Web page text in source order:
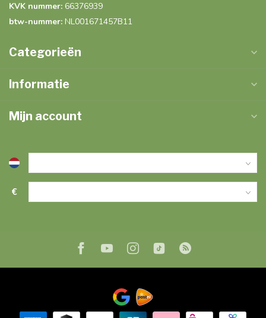
KVK nummer: 66376939
btw-nummer: NL001671457B11
Categorieën
Informatie
Mijn account
€